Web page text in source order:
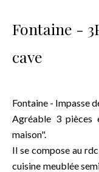
Fontaine -
cave
Fontaine - Impasse
Agréable 3 pièces
maison".
Il se compose au
cuisine meublée